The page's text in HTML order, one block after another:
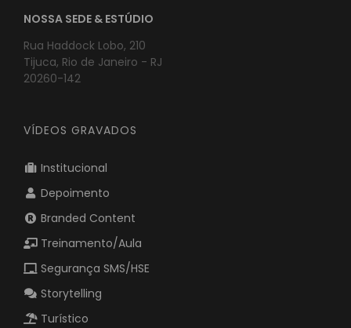
NOSSA SEDE & ESTÚDIO
Rua Haddock Lobo, 210
Tijuca, Rio de Janeiro - RJ
20260-142
VÍDEOS GRAVADOS
Institucional
Depoimento
Branded Content
Treinamento/Aula
Segurança SMS/HSE
Storytelling
Turístico